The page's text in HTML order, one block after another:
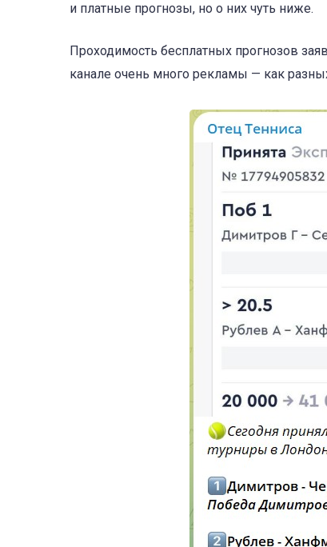
и платные прогнозы, но о них чуть ниже.
Проходимость бесплатных прогнозов
канале очень много рекламы — как